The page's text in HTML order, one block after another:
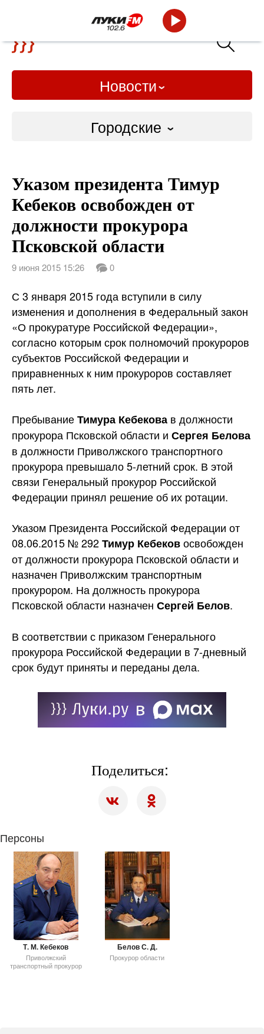
Новости
Городские
Слово Дело
Народные
ВТРК
Указом президента Тимур
Кебеков освобожден от
должности прокурора
Псковской области
9 июня 2015 15:26 0
С 3 января 2015 года вступили в силу
изменения и дополнения в Федеральный закон
«О прокуратуре Российской Федерации»,
согласно которым срок полномочий прокуроров
субъектов Российской Федерации и
приравненных к ним прокуроров составляет
пять лет.
ПребываниеТимура Кебекова в должности
прокурора Псковской области и Сергея Белова
в должности Приволжского транспортного
прокурора превышало 5-летний срок. В этой
связи Генеральный прокурор Российской
Федерации принял решение об их ротации.
Указом Президента Российской Федерации от
08.06.2015 № 292Тимур Кебековосвобожден
от должности прокурора Псковской области и
назначен Приволжским транспортным
прокурором. На должность прокурора
Псковской области назначен Сергей Белов.
В соответствии с приказом Генерального
прокурора Российской Федерации в 7-дневный
срок будут приняты и переданы дела.
Поделиться:
Персоны
Т. М. Кебеков
Приволжский
транспортный прокурор
Белов С. Д.
Прокурор области